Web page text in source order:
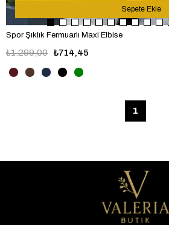
Spor Şıklık Fermuarlı Maxi Elbise
₺714,45
₺1.299,00
Sepete Ekle
1